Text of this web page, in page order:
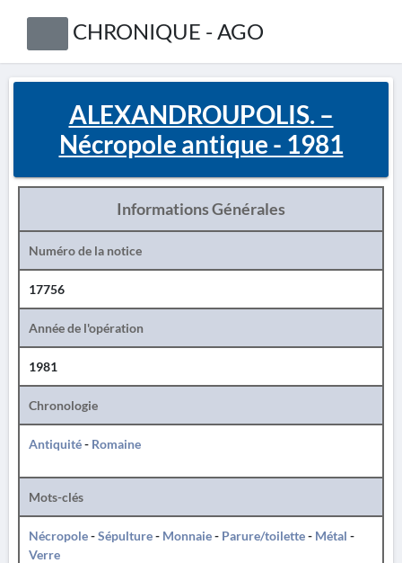
CHRONIQUE - AGO
ALEXANDROUPOLIS. –
Nécropole antique - 1981
Informations Générales
Numéro de la notice
17756
Année de l'opération
1981
Chronologie
Antiquité- Romaine
Mots-clés
Nécropole-Sépulture- Monnaie- Parure/toilette- Métal -
Verre